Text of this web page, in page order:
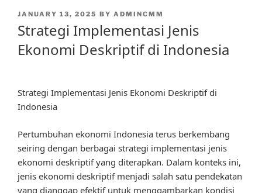
POSTED
JANUARY 13, 2025 BY ADMINCMM
Strategi Implementasi Jenis
Ekonomi Deskriptif di Indonesia
Strategi Implementasi Jenis Ekonomi Deskriptif di
Indonesia
Pertumbuhan ekonomi Indonesia terus berkembang
seiring dengan berbagai strategi implementasi jenis
ekonomi deskriptif yang diterapkan. Dalam konteks ini,
jenis ekonomi deskriptif menjadi salah satu pendekatan
yang dianggap efektif untuk menggambarkan kondisi